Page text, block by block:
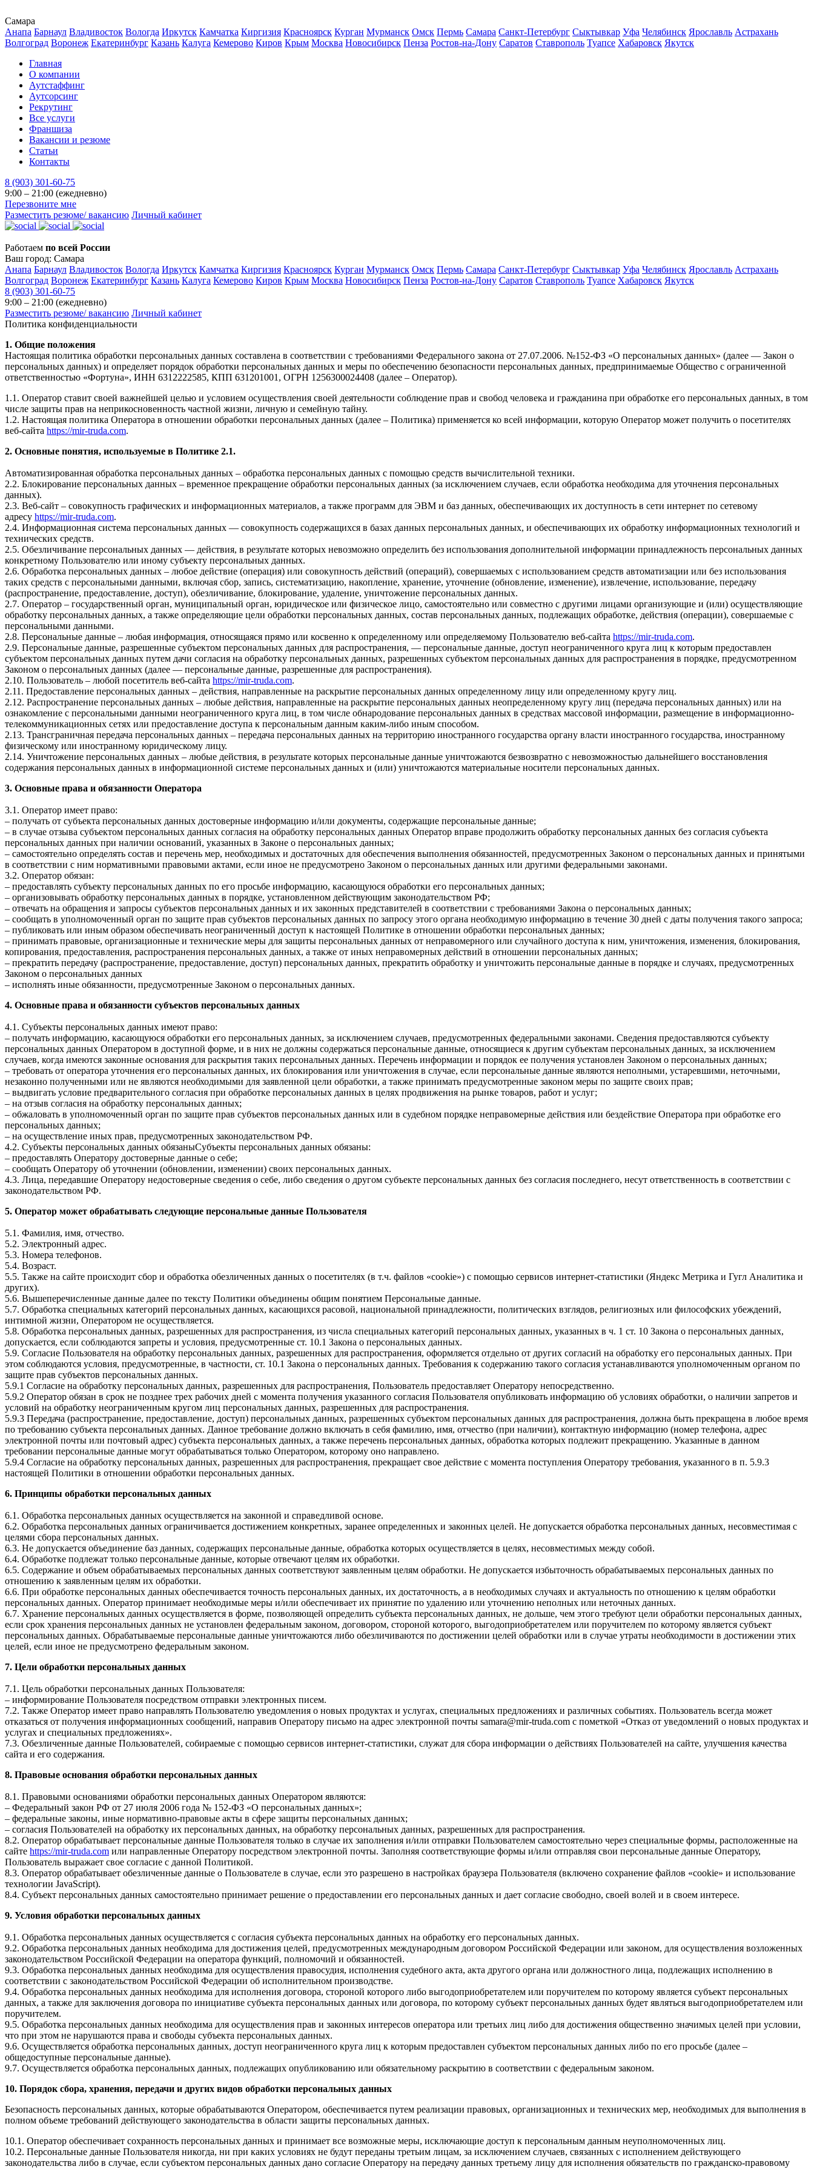
Самара
Анапа Барнаул Владивосток Вологда Иркутск Камчатка Киргизия Красноярск Курган Мурманск Омск Пермь Самара Санкт-Петербург Сыктывкар Уфа Челябинск Ярославль Астрахань
Волгоград Воронеж Екатеринбург Казань Калуга Кемерово Киров Крым Москва Новосибирск Пенза Ростов-на-Дону Саратов Ставрополь Туапсе Хабаровск Якутск
Главная
О компании
Аутстаффинг
Аутсорсинг
Рекрутинг
Все услуги
Франшиза
Вакансии и резюме
Статьи
Контакты
8 (903) 301-60-75
9:00 – 21:00 (ежедневно)
Перезвоните мне
Разместить резюме/ вакансию Личный кабинет
Работаем по всей России
Ваш город: Самара
Анапа Барнаул Владивосток Вологда Иркутск Камчатка Киргизия Красноярск Курган Мурманск Омск Пермь Самара Санкт-Петербург Сыктывкар Уфа Челябинск Ярославль Астрахань
Волгоград Воронеж Екатеринбург Казань Калуга Кемерово Киров Крым Москва Новосибирск Пенза Ростов-на-Дону Саратов Ставрополь Туапсе Хабаровск Якутск
8 (903) 301-60-75
9:00 – 21:00 (ежедневно)
Разместить резюме/ вакансию Личный кабинет
Политика конфиденциальности
1. Общие положения
Настоящая политика обработки персональных данных составлена в соответствии с требованиями Федерального закона от 27.07.2006. №152-ФЗ «О персональных данных» (далее — Закон о
персональных данных) и определяет порядок обработки персональных данных и меры по обеспечению безопасности персональных данных, предпринимаемые Общество с ограниченной
ответственностью «Фортуна», ИНН 6312222585, КПП 631201001, ОГРН 1256300024408 (далее – Оператор).
1.1. Оператор ставит своей важнейшей целью и условием осуществления своей деятельности соблюдение прав и свобод человека и гражданина при обработке его персональных данных, в том
числе защиты прав на неприкосновенность частной жизни, личную и семейную тайну.
1.2. Настоящая политика Оператора в отношении обработки персональных данных (далее – Политика) применяется ко всей информации, которую Оператор может получить о посетителях
веб-сайта https://mir-truda.com.
2. Основные понятия, используемые в Политике 2.1.
Автоматизированная обработка персональных данных – обработка персональных данных с помощью средств вычислительной техники.
2.2. Блокирование персональных данных – временное прекращение обработки персональных данных (за исключением случаев, если обработка необходима для уточнения персональных
данных).
2.3. Веб-сайт – совокупность графических и информационных материалов, а также программ для ЭВМ и баз данных, обеспечивающих их доступность в сети интернет по сетевому
адресу https://mir-truda.com.
2.4. Информационная система персональных данных — совокупность содержащихся в базах данных персональных данных, и обеспечивающих их обработку информационных технологий и
технических средств.
2.5. Обезличивание персональных данных — действия, в результате которых невозможно определить без использования дополнительной информации принадлежность персональных данных
конкретному Пользователю или иному субъекту персональных данных.
2.6. Обработка персональных данных – любое действие (операция) или совокупность действий (операций), совершаемых с использованием средств автоматизации или без использования
таких средств с персональными данными, включая сбор, запись, систематизацию, накопление, хранение, уточнение (обновление, изменение), извлечение, использование, передачу
(распространение, предоставление, доступ), обезличивание, блокирование, удаление, уничтожение персональных данных.
2.7. Оператор – государственный орган, муниципальный орган, юридическое или физическое лицо, самостоятельно или совместно с другими лицами организующие и (или) осуществляющие
обработку персональных данных, а также определяющие цели обработки персональных данных, состав персональных данных, подлежащих обработке, действия (операции), совершаемые с
персональными данными.
2.8. Персональные данные – любая информация, относящаяся прямо или косвенно к определенному или определяемому Пользователю веб-сайта https://mir-truda.com.
2.9. Персональные данные, разрешенные субъектом персональных данных для распространения, — персональные данные, доступ неограниченного круга лиц к которым предоставлен
субъектом персональных данных путем дачи согласия на обработку персональных данных, разрешенных субъектом персональных данных для распространения в порядке, предусмотренном
Законом о персональных данных (далее — персональные данные, разрешенные для распространения).
2.10. Пользователь – любой посетитель веб-сайта https://mir-truda.com.
2.11. Предоставление персональных данных – действия, направленные на раскрытие персональных данных определенному лицу или определенному кругу лиц.
2.12. Распространение персональных данных – любые действия, направленные на раскрытие персональных данных неопределенному кругу лиц (передача персональных данных) или на
ознакомление с персональными данными неограниченного круга лиц, в том числе обнародование персональных данных в средствах массовой информации, размещение в информационно-
телекоммуникационных сетях или предоставление доступа к персональным данным каким-либо иным способом.
2.13. Трансграничная передача персональных данных – передача персональных данных на территорию иностранного государства органу власти иностранного государства, иностранному
физическому или иностранному юридическому лицу.
2.14. Уничтожение персональных данных – любые действия, в результате которых персональные данные уничтожаются безвозвратно с невозможностью дальнейшего восстановления
содержания персональных данных в информационной системе персональных данных и (или) уничтожаются материальные носители персональных данных.
3. Основные права и обязанности Оператора
3.1. Оператор имеет право:
– получать от субъекта персональных данных достоверные информацию и/или документы, содержащие персональные данные;
– в случае отзыва субъектом персональных данных согласия на обработку персональных данных Оператор вправе продолжить обработку персональных данных без согласия субъекта
персональных данных при наличии оснований, указанных в Законе о персональных данных;
– самостоятельно определять состав и перечень мер, необходимых и достаточных для обеспечения выполнения обязанностей, предусмотренных Законом о персональных данных и принятыми
в соответствии с ним нормативными правовыми актами, если иное не предусмотрено Законом о персональных данных или другими федеральными законами.
3.2. Оператор обязан:
– предоставлять субъекту персональных данных по его просьбе информацию, касающуюся обработки его персональных данных;
– организовывать обработку персональных данных в порядке, установленном действующим законодательством РФ;
– отвечать на обращения и запросы субъектов персональных данных и их законных представителей в соответствии с требованиями Закона о персональных данных;
– сообщать в уполномоченный орган по защите прав субъектов персональных данных по запросу этого органа необходимую информацию в течение 30 дней с даты получения такого запроса;
– публиковать или иным образом обеспечивать неограниченный доступ к настоящей Политике в отношении обработки персональных данных;
– принимать правовые, организационные и технические меры для защиты персональных данных от неправомерного или случайного доступа к ним, уничтожения, изменения, блокирования,
копирования, предоставления, распространения персональных данных, а также от иных неправомерных действий в отношении персональных данных;
– прекратить передачу (распространение, предоставление, доступ) персональных данных, прекратить обработку и уничтожить персональные данные в порядке и случаях, предусмотренных
Законом о персональных данных
– исполнять иные обязанности, предусмотренные Законом о персональных данных.
4. Основные права и обязанности субъектов персональных данных
4.1. Субъекты персональных данных имеют право:
– получать информацию, касающуюся обработки его персональных данных, за исключением случаев, предусмотренных федеральными законами. Сведения предоставляются субъекту
персональных данных Оператором в доступной форме, и в них не должны содержаться персональные данные, относящиеся к другим субъектам персональных данных, за исключением
случаев, когда имеются законные основания для раскрытия таких персональных данных. Перечень информации и порядок ее получения установлен Законом о персональных данных;
– требовать от оператора уточнения его персональных данных, их блокирования или уничтожения в случае, если персональные данные являются неполными, устаревшими, неточными,
незаконно полученными или не являются необходимыми для заявленной цели обработки, а также принимать предусмотренные законом меры по защите своих прав;
– выдвигать условие предварительного согласия при обработке персональных данных в целях продвижения на рынке товаров, работ и услуг;
– на отзыв согласия на обработку персональных данных;
– обжаловать в уполномоченный орган по защите прав субъектов персональных данных или в судебном порядке неправомерные действия или бездействие Оператора при обработке его
персональных данных;
– на осуществление иных прав, предусмотренных законодательством РФ.
4.2. Субъекты персональных данных обязаныСубъекты персональных данных обязаны:
– предоставлять Оператору достоверные данные о себе;
– сообщать Оператору об уточнении (обновлении, изменении) своих персональных данных.
4.3. Лица, передавшие Оператору недостоверные сведения о себе, либо сведения о другом субъекте персональных данных без согласия последнего, несут ответственность в соответствии с
законодательством РФ.
5. Оператор может обрабатывать следующие персональные данные Пользователя
5.1. Фамилия, имя, отчество.
5.2. Электронный адрес.
5.3. Номера телефонов.
5.4. Возраст.
5.5. Также на сайте происходит сбор и обработка обезличенных данных о посетителях (в т.ч. файлов «cookie») с помощью сервисов интернет-статистики (Яндекс Метрика и Гугл Аналитика и
других).
5.6. Вышеперечисленные данные далее по тексту Политики объединены общим понятием Персональные данные.
5.7. Обработка специальных категорий персональных данных, касающихся расовой, национальной принадлежности, политических взглядов, религиозных или философских убеждений,
интимной жизни, Оператором не осуществляется.
5.8. Обработка персональных данных, разрешенных для распространения, из числа специальных категорий персональных данных, указанных в ч. 1 ст. 10 Закона о персональных данных,
допускается, если соблюдаются запреты и условия, предусмотренные ст. 10.1 Закона о персональных данных.
5.9. Согласие Пользователя на обработку персональных данных, разрешенных для распространения, оформляется отдельно от других согласий на обработку его персональных данных. При
этом соблюдаются условия, предусмотренные, в частности, ст. 10.1 Закона о персональных данных. Требования к содержанию такого согласия устанавливаются уполномоченным органом по
защите прав субъектов персональных данных.
5.9.1 Согласие на обработку персональных данных, разрешенных для распространения, Пользователь предоставляет Оператору непосредственно.
5.9.2 Оператор обязан в срок не позднее трех рабочих дней с момента получения указанного согласия Пользователя опубликовать информацию об условиях обработки, о наличии запретов и
условий на обработку неограниченным кругом лиц персональных данных, разрешенных для распространения.
5.9.3 Передача (распространение, предоставление, доступ) персональных данных, разрешенных субъектом персональных данных для распространения, должна быть прекращена в любое время
по требованию субъекта персональных данных. Данное требование должно включать в себя фамилию, имя, отчество (при наличии), контактную информацию (номер телефона, адрес
электронной почты или почтовый адрес) субъекта персональных данных, а также перечень персональных данных, обработка которых подлежит прекращению. Указанные в данном
требовании персональные данные могут обрабатываться только Оператором, которому оно направлено.
5.9.4 Согласие на обработку персональных данных, разрешенных для распространения, прекращает свое действие с момента поступления Оператору требования, указанного в п. 5.9.3
настоящей Политики в отношении обработки персональных данных.
6. Принципы обработки персональных данных
6.1. Обработка персональных данных осуществляется на законной и справедливой основе.
6.2. Обработка персональных данных ограничивается достижением конкретных, заранее определенных и законных целей. Не допускается обработка персональных данных, несовместимая с
целями сбора персональных данных.
6.3. Не допускается объединение баз данных, содержащих персональные данные, обработка которых осуществляется в целях, несовместимых между собой.
6.4. Обработке подлежат только персональные данные, которые отвечают целям их обработки.
6.5. Содержание и объем обрабатываемых персональных данных соответствуют заявленным целям обработки. Не допускается избыточность обрабатываемых персональных данных по
отношению к заявленным целям их обработки.
6.6. При обработке персональных данных обеспечивается точность персональных данных, их достаточность, а в необходимых случаях и актуальность по отношению к целям обработки
персональных данных. Оператор принимает необходимые меры и/или обеспечивает их принятие по удалению или уточнению неполных или неточных данных.
6.7. Хранение персональных данных осуществляется в форме, позволяющей определить субъекта персональных данных, не дольше, чем этого требуют цели обработки персональных данных,
если срок хранения персональных данных не установлен федеральным законом, договором, стороной которого, выгодоприобретателем или поручителем по которому является субъект
персональных данных. Обрабатываемые персональные данные уничтожаются либо обезличиваются по достижении целей обработки или в случае утраты необходимости в достижении этих
целей, если иное не предусмотрено федеральным законом.
7. Цели обработки персональных данных
7.1. Цель обработки персональных данных Пользователя:
– информирование Пользователя посредством отправки электронных писем.
7.2. Также Оператор имеет право направлять Пользователю уведомления о новых продуктах и услугах, специальных предложениях и различных событиях. Пользователь всегда может
отказаться от получения информационных сообщений, направив Оператору письмо на адрес электронной почты samara@mir-truda.com с пометкой «Отказ от уведомлений о новых продуктах и
услугах и специальных предложениях».
7.3. Обезличенные данные Пользователей, собираемые с помощью сервисов интернет-статистики, служат для сбора информации о действиях Пользователей на сайте, улучшения качества
сайта и его содержания.
8. Правовые основания обработки персональных данных
8.1. Правовыми основаниями обработки персональных данных Оператором являются:
– Федеральный закон РФ от 27 июля 2006 года № 152-ФЗ «О персональных данных»;
– федеральные законы, иные нормативно-правовые акты в сфере защиты персональных данных;
– согласия Пользователей на обработку их персональных данных, на обработку персональных данных, разрешенных для распространения.
8.2. Оператор обрабатывает персональные данные Пользователя только в случае их заполнения и/или отправки Пользователем самостоятельно через специальные формы, расположенные на
сайте https://mir-truda.com или направленные Оператору посредством электронной почты. Заполняя соответствующие формы и/или отправляя свои персональные данные Оператору,
Пользователь выражает свое согласие с данной Политикой.
8.3. Оператор обрабатывает обезличенные данные о Пользователе в случае, если это разрешено в настройках браузера Пользователя (включено сохранение файлов «cookie» и использование
технологии JavaScript).
8.4. Субъект персональных данных самостоятельно принимает решение о предоставлении его персональных данных и дает согласие свободно, своей волей и в своем интересе.
9. Условия обработки персональных данных
9.1. Обработка персональных данных осуществляется с согласия субъекта персональных данных на обработку его персональных данных.
9.2. Обработка персональных данных необходима для достижения целей, предусмотренных международным договором Российской Федерации или законом, для осуществления возложенных
законодательством Российской Федерации на оператора функций, полномочий и обязанностей.
9.3. Обработка персональных данных необходима для осуществления правосудия, исполнения судебного акта, акта другого органа или должностного лица, подлежащих исполнению в
соответствии с законодательством Российской Федерации об исполнительном производстве.
9.4. Обработка персональных данных необходима для исполнения договора, стороной которого либо выгодоприобретателем или поручителем по которому является субъект персональных
данных, а также для заключения договора по инициативе субъекта персональных данных или договора, по которому субъект персональных данных будет являться выгодоприобретателем или
поручителем.
9.5. Обработка персональных данных необходима для осуществления прав и законных интересов оператора или третьих лиц либо для достижения общественно значимых целей при условии,
что при этом не нарушаются права и свободы субъекта персональных данных.
9.6. Осуществляется обработка персональных данных, доступ неограниченного круга лиц к которым предоставлен субъектом персональных данных либо по его просьбе (далее –
общедоступные персональные данные).
9.7. Осуществляется обработка персональных данных, подлежащих опубликованию или обязательному раскрытию в соответствии с федеральным законом.
10. Порядок сбора, хранения, передачи и других видов обработки персональных данных
Безопасность персональных данных, которые обрабатываются Оператором, обеспечивается путем реализации правовых, организационных и технических мер, необходимых для выполнения в
полном объеме требований действующего законодательства в области защиты персональных данных.
10.1. Оператор обеспечивает сохранность персональных данных и принимает все возможные меры, исключающие доступ к персональным данным неуполномоченных лиц.
10.2. Персональные данные Пользователя никогда, ни при каких условиях не будут переданы третьим лицам, за исключением случаев, связанных с исполнением действующего
законодательства либо в случае, если субъектом персональных данных дано согласие Оператору на передачу данных третьему лицу для исполнения обязательств по гражданско-правовому